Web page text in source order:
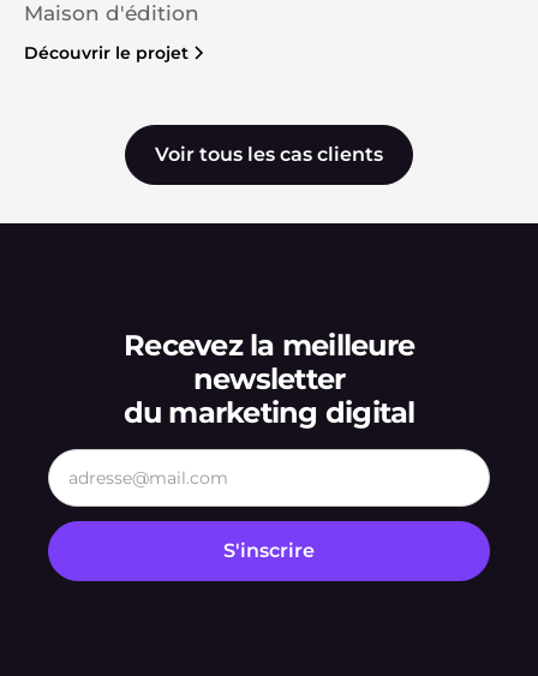
Maison d'édition
Découvrir le projet
Voir tous les cas clients
Recevez la meilleure
newsletter
du marketing digital